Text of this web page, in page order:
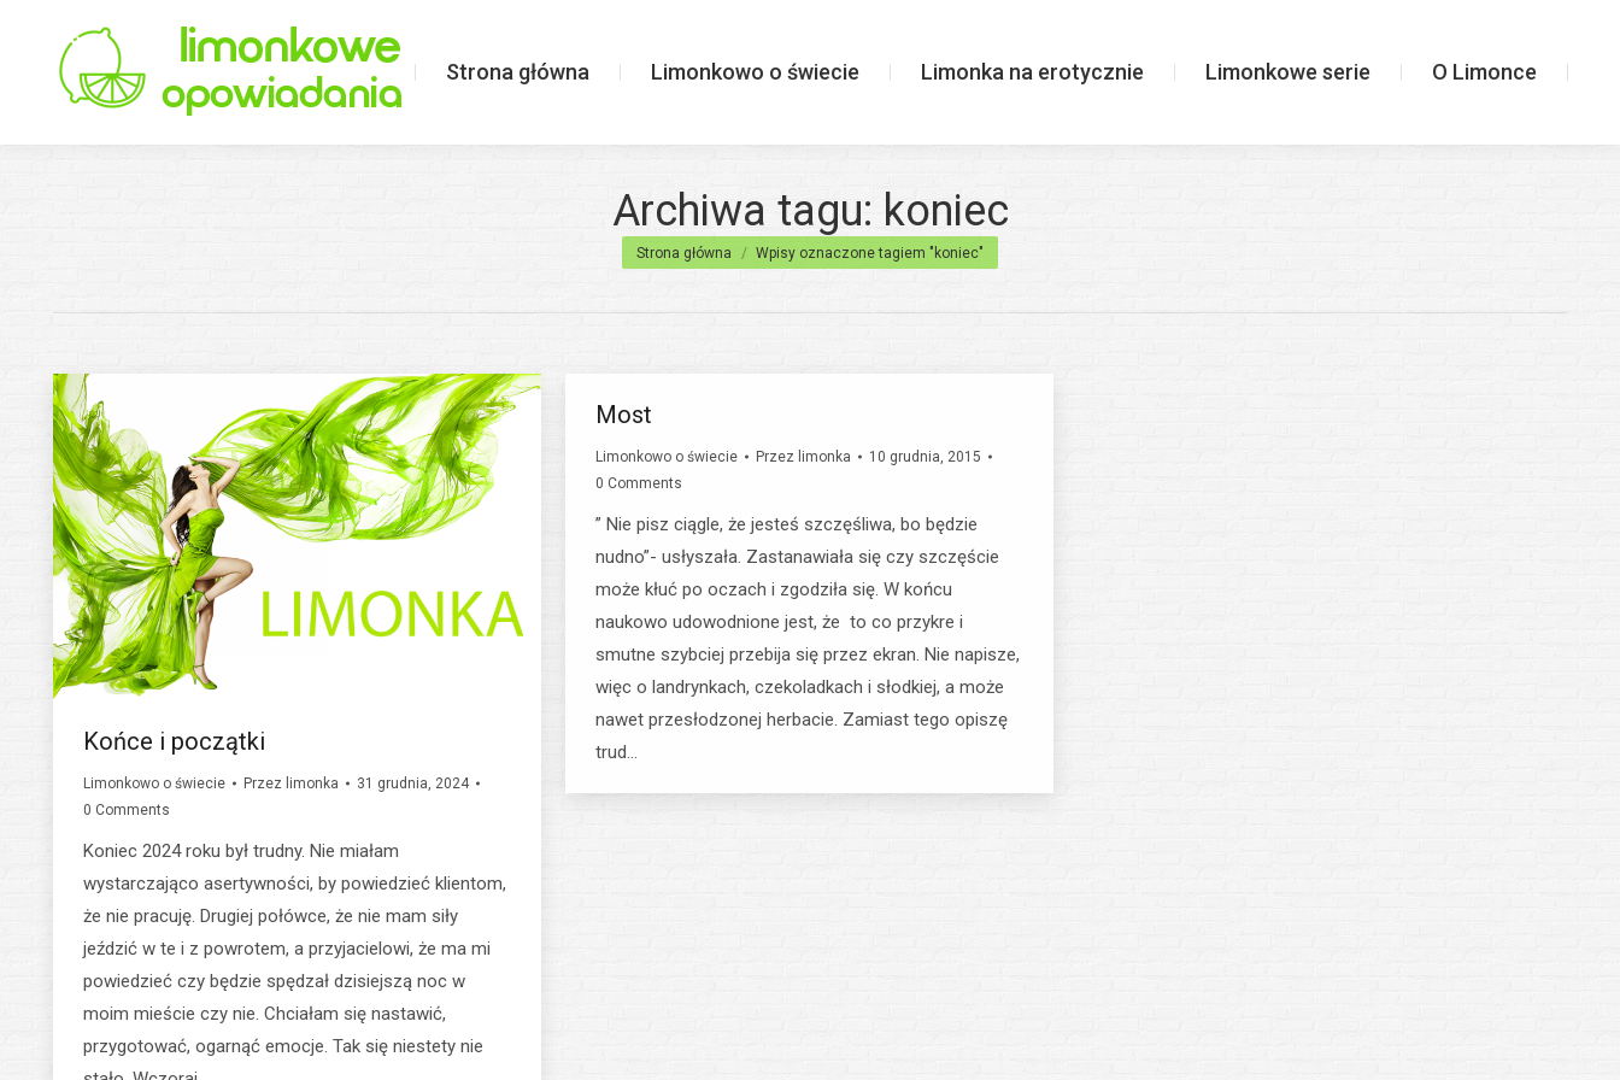
Strona główna Limonkowo o świecie Limonka na erotycznie Limonkowe serie O Limonce
Archiwa tagu: koniec
Jesteś tutaj:
Strona główna Wpisy oznaczone tagiem "koniec"
Końce i początki
Limonkowo o świecie Przez limonka
31 grudnia, 2024
0 Comments
Koniec 2024 roku był trudny. Nie miałam
wystarczająco asertywności, by powiedzieć klientom,
że nie pracuję. Drugiej połówce, że nie mam siły
jeździć w te i z powrotem, a przyjacielowi, że ma mi
powiedzieć czy będzie spędzał dzisiejszą noc w
moim mieście czy nie. Chciałam się nastawić,
przygotować, ogarnąć emocje. Tak się niestety nie
Most
Limonkowo o świecie Przez limonka
10 grudnia, 2015
0 Comments
” Nie pisz ciągle, że jesteś szczęśliwa, bo będzie
nudno”- usłyszała. Zastanawiała się czy szczęście
może kłuć po oczach i zgodziła się. W końcu
naukowo udowodnione jest, że to co przykre i
smutne szybciej przebija się przez ekran. Nie napisze,
więc o landrynkach, czekoladkach i słodkiej, a może
nawet przesłodzonej herbacie. Zamiast tego opiszę
trud…
Strona główna Limonkowo o świecie